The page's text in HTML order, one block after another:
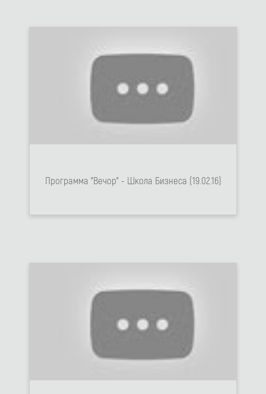
Программа "Вечор" - Школа Бизнеса (19.02.16)